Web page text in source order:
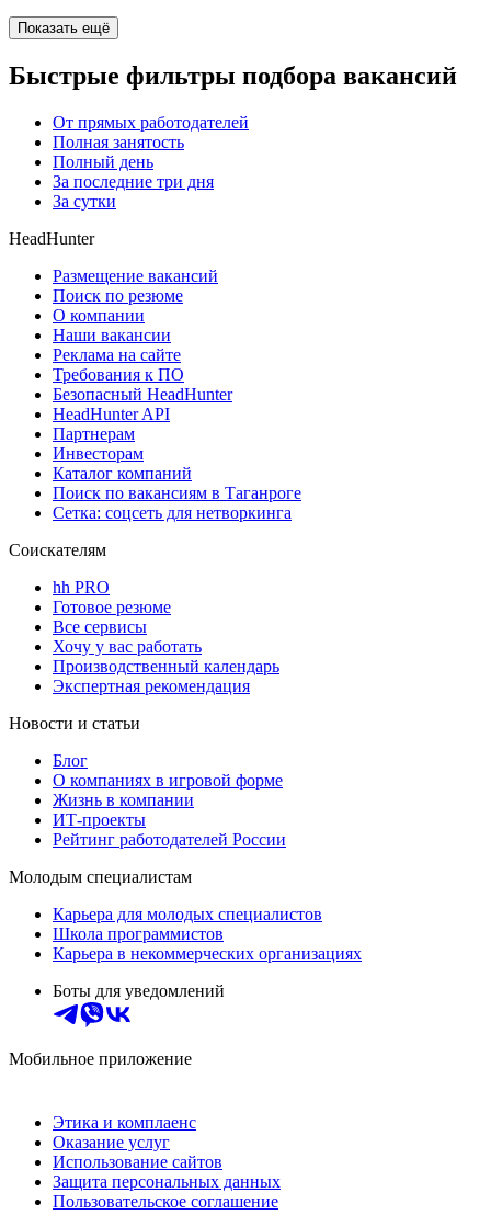
Показать ещё
Быстрые фильтры подбора вакансий
От прямых работодателей
Полная занятость
Полный день
За последние три дня
За сутки
HeadHunter
Размещение вакансий
Поиск по резюме
О компании
Наши вакансии
Реклама на сайте
Требования к ПО
Безопасный HeadHunter
HeadHunter API
Партнерам
Инвесторам
Каталог компаний
Поиск по вакансиям в Таганроге
Сетка: соцсеть для нетворкинга
Соискателям
hh PRO
Готовое резюме
Все сервисы
Хочу у вас работать
Производственный календарь
Экспертная рекомендация
Новости и статьи
Блог
О компаниях в игровой форме
Жизнь в компании
ИТ-проекты
Рейтинг работодателей России
Молодым специалистам
Карьера для молодых специалистов
Школа программистов
Карьера в некоммерческих организациях
Боты для уведомлений
Мобильное приложение
Этика и комплаенс
Оказание услуг
Использование сайтов
Защита персональных данных
Пользовательское соглашение